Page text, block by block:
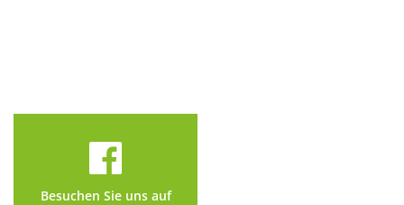
Besuchen Sie uns auf